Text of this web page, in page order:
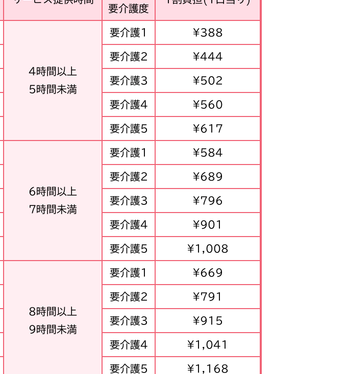
要介護度
4時間以上
5時間未満
要介護1 ¥388
要介護2 ¥444
要介護3 ¥502
要介護4 ¥560
要介護5 ¥617
6時間以上
7時間未満
要介護1 ¥584
要介護2 ¥689
要介護3 ¥796
要介護4 ¥901
要介護5 ¥1,008
8時間以上
9時間未満
要介護1 ¥669
要介護2 ¥791
要介護3 ¥915
要介護4 ¥1,041
要介護5 ¥1,168